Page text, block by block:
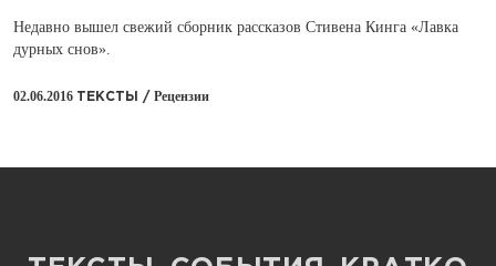
Недавно вышел свежий сборник рассказов Стивена Кинга «Лавка
дурных снов».
02.06.2016 ТЕКСТЫ / Рецензии